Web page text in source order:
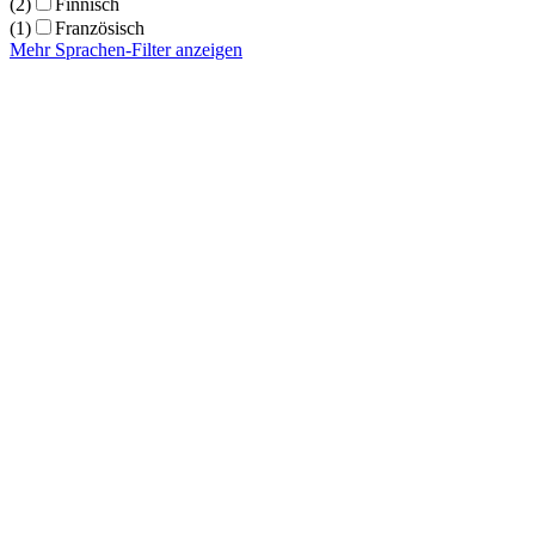
(1)
Französisch
Mehr Sprachen-Filter anzeigen